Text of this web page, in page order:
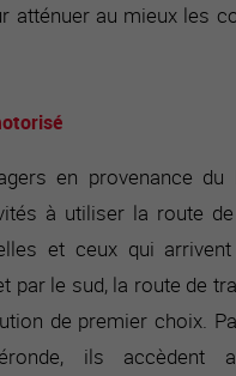
atténuer au mieux les
en provenance du
à utiliser la route
et ceux qui
par le sud, la route de
de premier choix.
ils accèdent